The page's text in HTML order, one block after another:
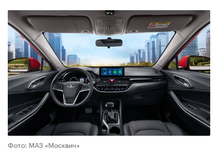
Фото: МАЗ «Москвич»